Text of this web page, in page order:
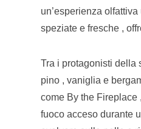
un’esperienza
speziate e fresche ,
Tra i protagonisti della
pino , vaniglia e
come By the Fireplace
fuoco acceso durante